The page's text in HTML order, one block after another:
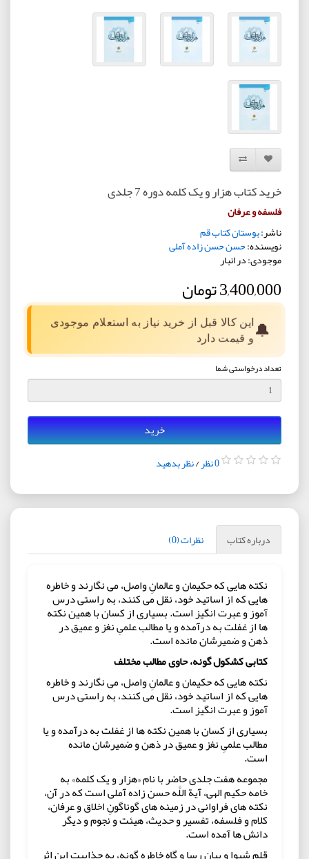
افزودن به لیست دلخواه
مقایسه این محصول
خرید کتاب هزار و یک کلمه دوره 7 جلدی
فلسفه و عرفان
ناشر:بوستان کتاب قم
نویسنده:حسن حسن زاده آملی
موجودی: در انبار
3,400,000 تومان
🔔این کالا قبل از خرید نیاز به استعلام موجودی
و قیمت دارد
تعداد درخواستی شما
خرید
0 نظر /نظر بدهید
درباره کتاب نظرات (0)
نکته ‏هایی که حکیمان و عالمانِ واصل، می‏ نگارند و خاطره
‏هایی که از اساتید خود، نقل می ‏کنند، به راستی درس
‏آموز و عبرت ‏انگیز است. بسیاری از کسان با همین نکته
‏ها از غفلت به درآمده و یا مطالب علمیِ نغز و عمیق در
ذهن و ضمیرشان مانده است.
کتابی كشكول‌ گونه، حاوی مطالب مختلف
نکته ‏هایی که حکیمان و عالمانِ واصل، می‏ نگارند و خاطره
‏هایی که از اساتید خود، نقل می ‏کنند، به راستی درس
‏آموز و عبرت ‏انگیز است.
بسیاری از کسان با همین نکته ‏ها از غفلت به درآمده و یا
مطالب علمیِ نغز و عمیق در ذهن و ضمیرشان مانده
است.
مجموعه هفت جلدی حاضر با نام «هزار و یک کلمه» به
خامه حکیم الهی، آیة اللَّه حسن‏ زاده آملی است که در آن،
نکته‏ های فراوانی در زمینه ‏های گوناگونِ اخلاق و عرفان،
کلام و فلسفه، تفسیر و حدیث، هیئت و نجوم و دیگر
دانش ‏ها آمده است.
قلم شیوا و بیانِ رسا و گاه خاطره ‏گونه، به جذابیت این اثر